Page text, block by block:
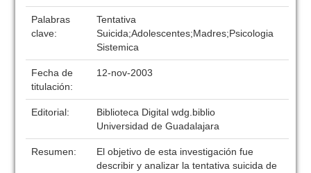
Palabras
clave:
Tentativa
Suicida;Adolescentes;Madres;Psicologia
Sistemica
Fecha de
titulación:
12-nov-2003
Editorial:
Biblioteca Digital wdg.biblio
Universidad de Guadalajara
Resumen:
El objetivo de esta investigación fue
describir y analizar la tentativa suicida de